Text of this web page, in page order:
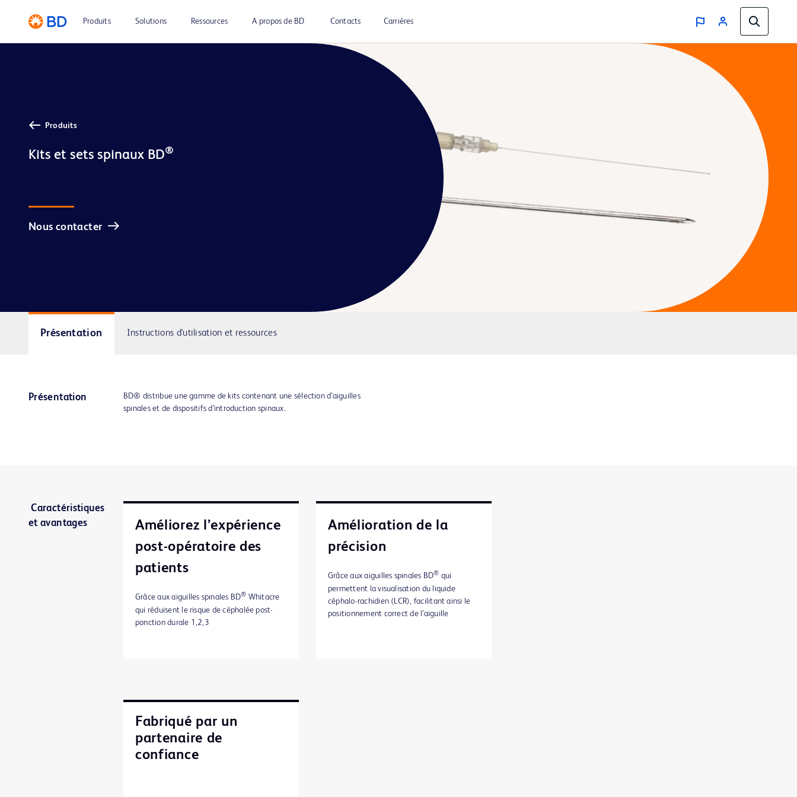
Produits Solutions Ressources A propos de BD Contacts Carrières
Produits
Kits et sets spinaux BD®
Nous contacter
Présentation Instructions d'utilisation et ressources
Présentation
BD® distribue une gamme de kits contenant une sélection d’aiguilles
spinales et de dispositifs d’introduction spinaux.
Caractéristiques
et avantages
Améliorez l’expérience
post-opératoire des
patients
Grâce aux aiguilles spinales BD® Whitacre
qui réduisent le risque de céphalée post-
ponction durale 1,2,3
Amélioration de la
précision
Grâce aux aiguilles spinales BD® qui
permettent la visualisation du liquide
céphalo-rachidien (LCR), facilitant ainsi le
positionnement correct de l’aiguille
Fabriqué par un
partenaire de
confiance